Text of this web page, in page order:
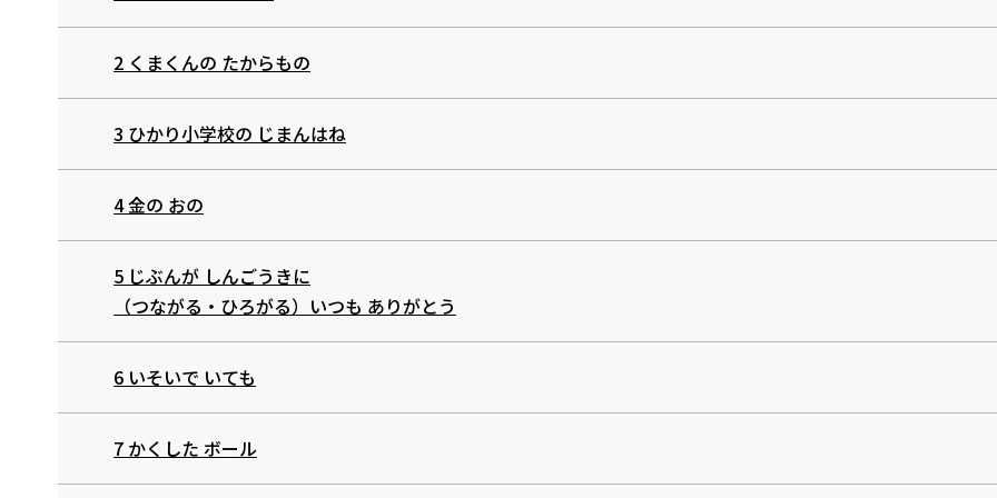
2 くまくんの たからもの
3 ひかり小学校の じまんはね
4 金の おの
5 じぶんが しんごうきに
（つながる・ひろがる）いつも ありがとう
6 いそいで いても
7 かくした ボール